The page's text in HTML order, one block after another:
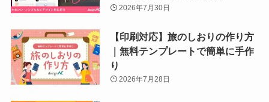
2026年7月30日
【印刷対応】旅のしおりの作り方
｜無料テンプレートで簡単に手作
り
2026年7月28日